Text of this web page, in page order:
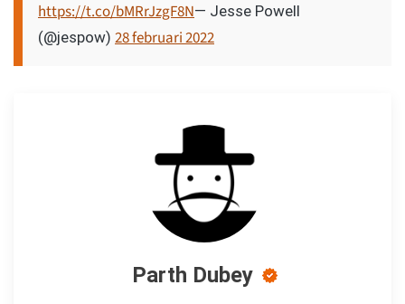
https://t.co/bMRrJzgF8N— Jesse Powell
(@jespow) 28 februari 2022
Parth Dubey